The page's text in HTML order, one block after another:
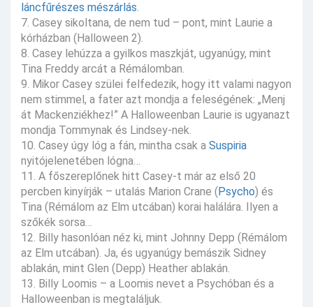
láncfűrészes mészárlás.
7. Casey sikoltana, de nem tud – pont, mint Laurie a
kórházban (Halloween 2).
8. Casey lehúzza a gyilkos maszkját, ugyanúgy, mint
Tina Freddy arcát a Rémálomban.
9. Mikor Casey szülei felfedezik, hogy itt valami nagyon
nem stimmel, a fater azt mondja a feleségének: „Menj
át Mackenziékhez!” A Halloweenban Laurie is ugyanazt
mondja Tommynak és Lindsey-nek.
10. Casey úgy lóg a fán, mintha csak a Suspiria
nyitójelenetében lógna…
11. A főszereplőnek hitt Casey-t már az első 20
percben kinyírják – utalás Marion Crane ( Psycho) és
Tina (Rémálom az Elm utcában) korai halálára. Ilyen a
szőkék sorsa…
12. Billy hasonlóan néz ki, mint Johnny Depp (Rémálom
az Elm utcában). Ja, és ugyanúgy bemászik Sidney
ablakán, mint Glen (Depp) Heather ablakán.
13. Billy Loomis – a Loomis nevet a Psychóban és a
Halloweenban is megtaláljuk.